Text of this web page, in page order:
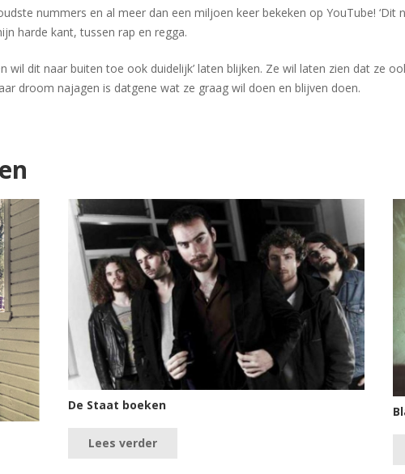
nummers en al meer dan een miljoen keer bekeken op YouTube! ‘Dit
harde kant, tussen rap en regga.
wil dit naar buiten toe ook duidelijk’ laten blijken. Ze wil laten zien dat ze
droom najagen is datgene wat ze graag wil doen en blijven doen.
De Staat boeken
Lees verder